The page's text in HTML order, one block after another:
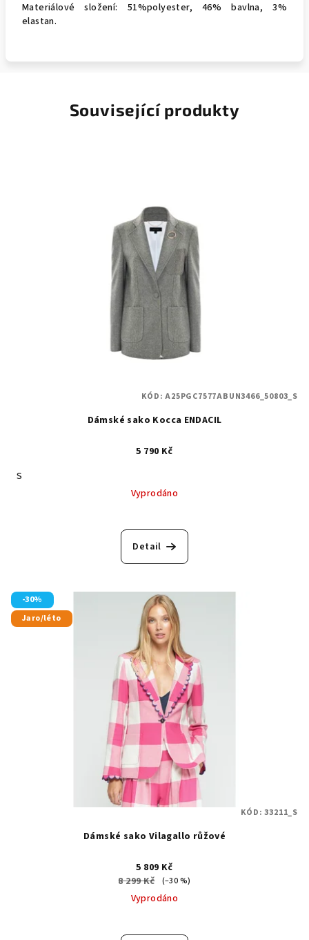
Materiálové složení: 51%polyester, 46% bavlna, 3%
elastan.
Související produkty
Dámské sako Kocca ENDACIL
5 790 Kč
S
Vyprodáno
Detail
KÓD:A25PGC7577ABUN3466_50803_S
-30%
Jaro/léto
Dámské sako Vilagallo růžové
5 809 Kč
8 299 Kč
(–30 %)
Vyprodáno
KÓD:33211_S